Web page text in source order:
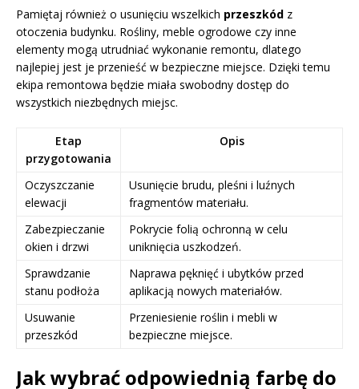
Pamiętaj również o usunięciu wszelkich przeszkód z
otoczenia budynku. Rośliny, meble ogrodowe czy inne
elementy mogą utrudniać wykonanie remontu, dlatego
najlepiej jest je przenieść w bezpieczne miejsce. Dzięki temu
ekipa remontowa będzie miała swobodny dostęp do
wszystkich niezbędnych miejsc.
Etap
przygotowania
Opis
Oczyszczanie
elewacji
Usunięcie brudu, pleśni i luźnych
fragmentów materiału.
Zabezpieczanie
okien i drzwi
Pokrycie folią ochronną w celu
uniknięcia uszkodzeń.
Sprawdzanie
stanu podłoża
Naprawa pęknięć i ubytków przed
aplikacją nowych materiałów.
Usuwanie
przeszkód
Przeniesienie roślin i mebli w
bezpieczne miejsce.
Jak wybrać odpowiednią farbę do